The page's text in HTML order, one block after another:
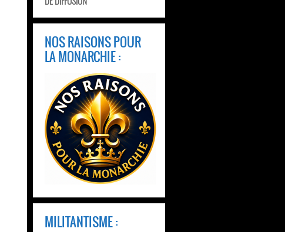
NOS RAISONS POUR
LA MONARCHIE :
MILITANTISME :